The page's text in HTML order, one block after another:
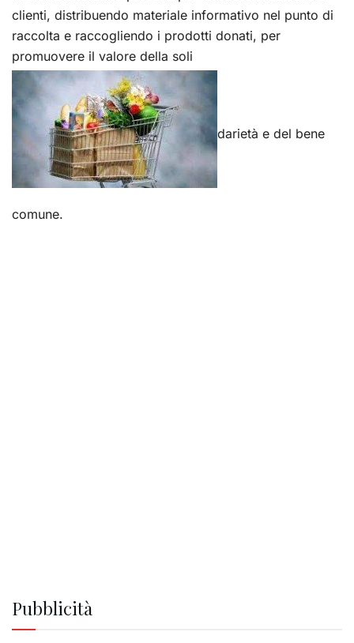
clienti, distribuendo materiale informativo nel punto di
raccolta e raccogliendo i prodotti donati, per
promuovere il valore della soli
darietà e del bene
comune.
Pubblicità